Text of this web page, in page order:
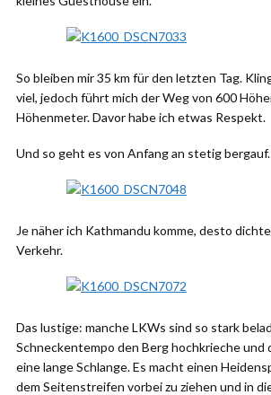
So bleiben mir 35 km für den letzten Tag.
viel, jedoch führt mich der Weg von 600
Höhenmeter. Davor habe ich etwas Respekt.
Und so geht es von Anfang an stetig bergauf.
Je näher ich Kathmandu komme, desto
Verkehr.
Das lustige: manche LKWs sind so stark
Schneckentempo den Berg hochkrieche
eine lange Schlange. Es macht einen
dem Seitenstreifen vorbei zu ziehen und in